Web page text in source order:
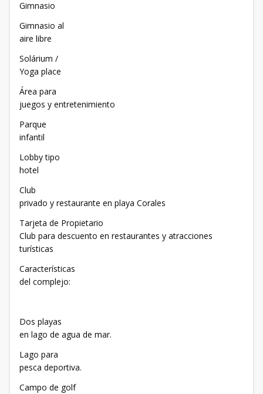
Gimnasio
Gimnasio al
aire libre
Solárium /
Yoga place
Área para
juegos y entretenimiento
Parque
infantil
Lobby tipo
hotel
Club
privado y restaurante en playa Corales
Tarjeta de Propietario
Club para descuento en restaurantes y atracciones
turísticas
Características
del complejo:
Dos playas
en lago de agua de mar.
Lago para
pesca deportiva.
Campo de golf